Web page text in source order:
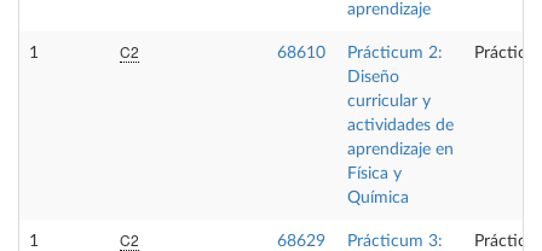
aprendizaje
1 C2 68610
Prácticum 2:
Diseño
curricular y
actividades de
aprendizaje en
Física y
Química
1 C2 68629
Prácticum 3: